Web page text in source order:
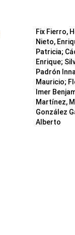
Fix Fierro,
Nieto,
Patricia;
Enrique;
Padrón
Mauricio;
Imer
Martínez,
González
Alberto